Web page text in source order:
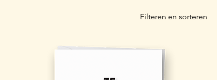
Filteren en sorteren